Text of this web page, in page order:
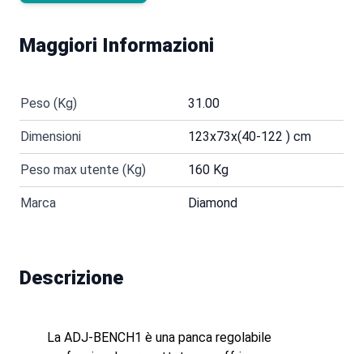
Maggiori Informazioni
Peso (Kg) 31.00
Dimensioni 123x73x(40-122 ) cm
Peso max utente (Kg) 160 Kg
Marca Diamond
Descrizione
La ADJ-BENCH1 è una panca regolabile